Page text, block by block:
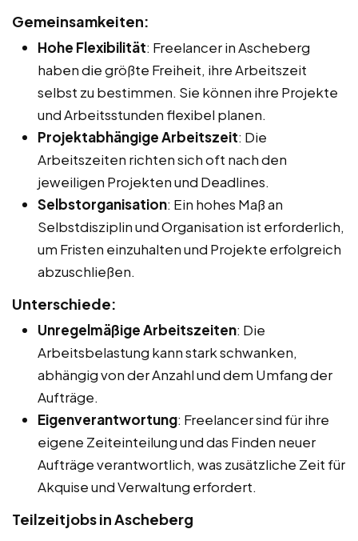
Gemeinsamkeiten:
Hohe Flexibilität: Freelancer in Ascheberg
haben die größte Freiheit, ihre Arbeitszeit
selbst zu bestimmen. Sie können ihre Projekte
und Arbeitsstunden flexibel planen.
Projektabhängige Arbeitszeit: Die
Arbeitszeiten richten sich oft nach den
jeweiligen Projekten und Deadlines.
Selbstorganisation: Ein hohes Maß an
Selbstdisziplin und Organisation ist erforderlich,
um Fristen einzuhalten und Projekte erfolgreich
abzuschließen.
Unterschiede:
Unregelmäßige Arbeitszeiten: Die
Arbeitsbelastung kann stark schwanken,
abhängig von der Anzahl und dem Umfang der
Aufträge.
Eigenverantwortung: Freelancer sind für ihre
eigene Zeiteinteilung und das Finden neuer
Aufträge verantwortlich, was zusätzliche Zeit für
Akquise und Verwaltung erfordert.
Teilzeitjobs in Ascheberg